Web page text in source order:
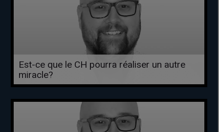
Est-ce que le CH pourra réaliser un autre
miracle?